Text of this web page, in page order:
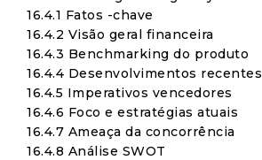
16.4.1 Fatos -chave
16.4.2 Visão geral financeira
16.4.3 Benchmarking do produto
16.4.4 Desenvolvimentos recentes
16.4.5 Imperativos vencedores
16.4.6 Foco e estratégias atuais
16.4.7 Ameaça da concorrência
16.4.8 Análise SWOT